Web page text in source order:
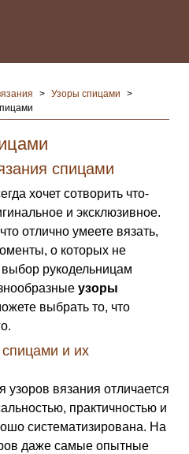
> Узоры спицами
>
спицами
хочет сотворить что-
и эксклюзивное.
отлично умеете вязать,
о которых не
рукодельницам
узоры
выбрать то, что
и их
узоров вязания отличается
практичностью и
систематизирована. На
даже самые опытные